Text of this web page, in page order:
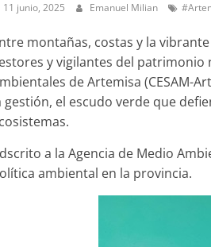
11 junio, 2025 Emanuel Milian
montañas, costas y la
y vigilantes del patrimonio
de Artemisa (CESAM-
gestión, el escudo verde que
a la Agencia de Medio
ambiental en la provincia.